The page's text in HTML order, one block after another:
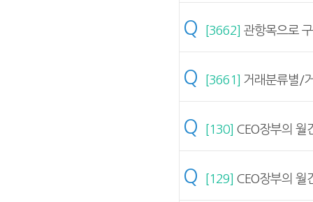
Q [3662] 관항목으로
Q [3661] 거래분류별/
Q [130] CEO장부의 월
Q [129] CEO장부의 월